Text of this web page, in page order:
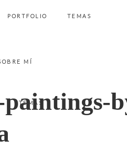
MÍ
TEMAS
PORTFOLIO TEMAS